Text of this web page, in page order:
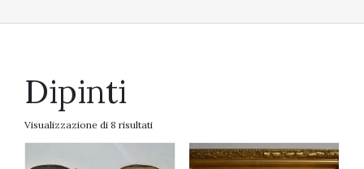
Dipinti
Visualizzazione di 8 risultati